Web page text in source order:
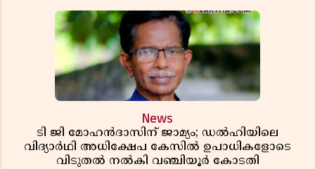
News
ടി ജി മോഹൻദാസിന് ജാമ്യം; ഡൽഹിയിലെ
വിദ്യാർഥി അധിക്ഷേപ കേസിൽ ഉപാധികളോടെ
വിടുതൽ നൽകി വഞ്ചിയൂർ കോടതി